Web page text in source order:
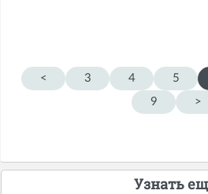
< 3 4 5
9
>
Узнать